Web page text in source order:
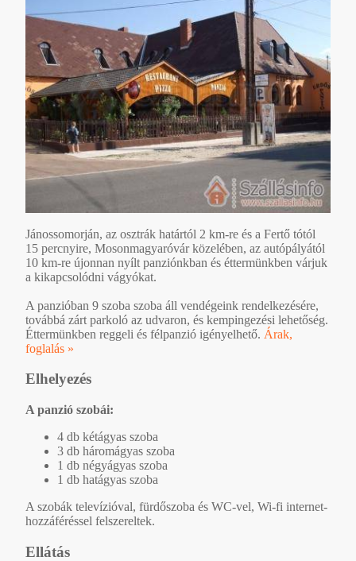
Jánossomorján, az osztrák határtól 2 km-re és a Fertő tótól
15 percnyire, Mosonmagyaróvár közelében, az autópályától
10 km-re újonnan nyílt panziónkban és éttermünkben várjuk
a kikapcsolódni vágyókat.
A panzióban 9 szoba szoba áll vendégeink rendelkezésére,
továbbá zárt parkoló az udvaron, és kempingezési lehetőség.
Éttermünkben reggeli és félpanzió igényelhető. Árak,
foglalás »
Elhelyezés
A panzió szobái:
4 db kétágyas szoba
3 db háromágyas szoba
1 db négyágyas szoba
1 db hatágyas szoba
A szobák televízióval, fürdőszoba és WC-vel, Wi-fi internet-
hozzáféréssel felszereltek.
Ellátás